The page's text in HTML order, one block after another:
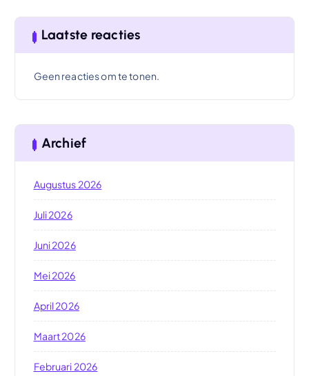
Laatste reacties
Geen reacties om te tonen.
Archief
Augustus 2026
Juli 2026
Juni 2026
Mei 2026
April 2026
Maart 2026
Februari 2026